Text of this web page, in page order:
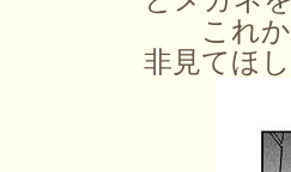
これか
非見てほ